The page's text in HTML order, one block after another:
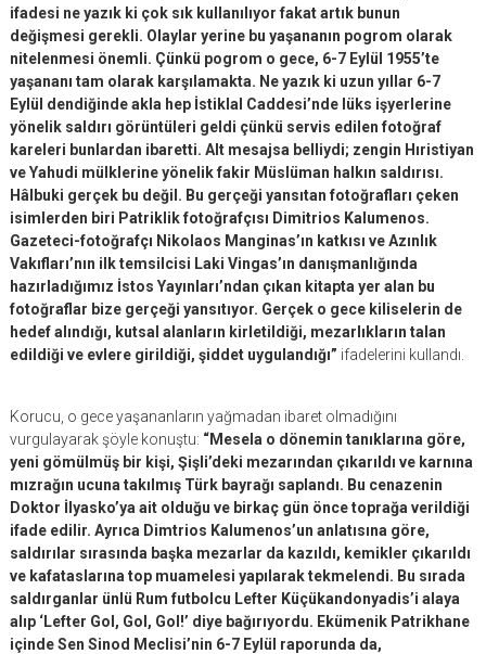
ifadesi ne yazık ki çok sık kullanılıyor fakat artık bunun
değişmesi gerekli. Olaylar yerine bu yaşananın pogrom olarak
nitelenmesi önemli. Çünkü pogrom o gece, 6-7 Eylül 1955’te
yaşananı tam olarak karşılamakta. Ne yazık ki uzun yıllar 6-7
Eylül dendiğinde akla hep İstiklal Caddesi’nde lüks işyerlerine
yönelik saldırı görüntüleri geldi çünkü servis edilen fotoğraf
kareleri bunlardan ibaretti. Alt mesajsa belliydi; zengin Hıristiyan
ve Yahudi mülklerine yönelik fakir Müslüman halkın saldırısı.
Hâlbuki gerçek bu değil. Bu gerçeği yansıtan fotoğrafları çeken
isimlerden biri Patriklik fotoğrafçısı Dimitrios Kalumenos.
Gazeteci-fotoğrafçı Nikolaos Manginas’ın katkısı ve Azınlık
Vakıfları’nın ilk temsilcisi Laki Vingas’ın danışmanlığında
hazırladığımız İstos Yayınları’ndan çıkan kitapta yer alan bu
fotoğraflar bize gerçeği yansıtıyor. Gerçek o gece kiliselerin de
hedef alındığı, kutsal alanların kirletildiği, mezarlıkların talan
edildiği ve evlere girildiği, şiddet uygulandığı” ifadelerini kullandı.
Korucu, o gece yaşananların yağmadan ibaret olmadığını
vurgulayarak şöyle konuştu: “Mesela o dönemin tanıklarına göre,
yeni gömülmüş bir kişi, Şişli’deki mezarından çıkarıldı ve karnına
mızrağın ucuna takılmış Türk bayrağı saplandı. Bu cenazenin
Doktor İlyasko’ya ait olduğu ve birkaç gün önce toprağa verildiği
ifade edilir. Ayrıca Dimtrios Kalumenos’un anlatısına göre,
saldırılar sırasında başka mezarlar da kazıldı, kemikler çıkarıldı
ve kafataslarına top muamelesi yapılarak tekmelendi. Bu sırada
saldırganlar ünlü Rum futbolcu Lefter Küçükandonyadis’i alaya
alıp ‘Lefter Gol, Gol, Gol!’ diye bağırıyordu. Ekümenik Patrikhane
içinde Sen Sinod Meclisi’nin 6-7 Eylül raporunda da,